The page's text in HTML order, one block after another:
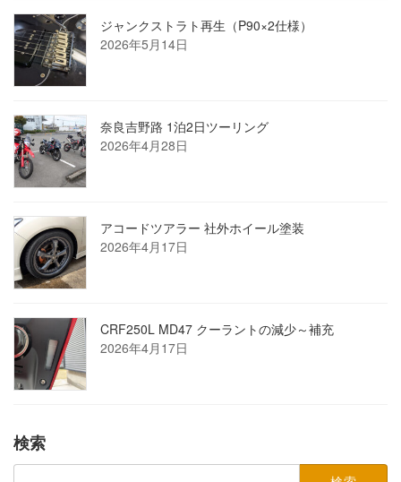
ジャンクストラト再生（P90×2仕様）
2026年5月14日
奈良吉野路 1泊2日ツーリング
2026年4月28日
アコードツアラー 社外ホイール塗装
2026年4月17日
CRF250L MD47 クーラントの減少～補充
2026年4月17日
検索